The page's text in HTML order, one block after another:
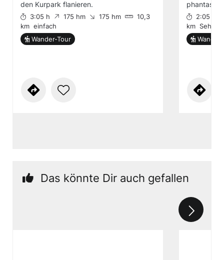
den Kurpark flanieren.
3:05 h 175 hm 175 hm
10,3
km einfach
Wander-Tour
2:05 h
km Sehr
Das könnte Dir auch gefallen